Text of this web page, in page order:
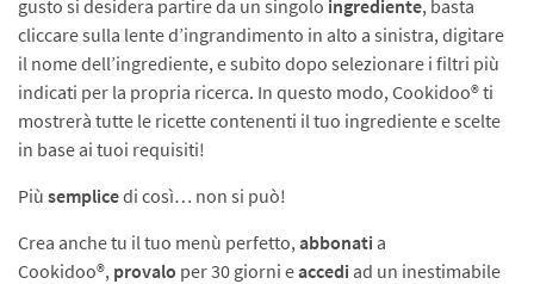
gusto si desidera partire da un singolo ingrediente, basta
cliccare sulla lente d’ingrandimento in alto a sinistra, digitare
il nome dell’ingrediente, e subito dopo selezionare i filtri più
indicati per la propria ricerca. In questo modo, Cookidoo® ti
mostrerà tutte le ricette contenenti il tuo ingrediente e scelte
in base ai tuoi requisiti!
Più semplicedi così… non si può!
Crea anche tu il tuo menù perfetto, abbonati a
Cookidoo®, provalo per 30 giorni eaccedi ad un inestimabile